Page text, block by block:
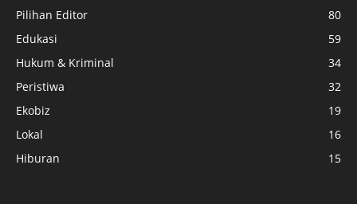
Pilihan Editor
80
Edukasi
59
Hukum & Kriminal
34
Peristiwa
32
Ekobiz
19
Lokal
16
Hiburan
15